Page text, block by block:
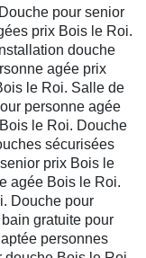
pour senior
prix Bois le Roi.
douche
agée prix
le Roi. Salle de
personne agée
le Roi. Douche
sécurisées
prix Bois le
agée Bois le Roi.
Douche pour
gratuite pour
personnes